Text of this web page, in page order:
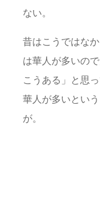
ない。
昔はこうではな
は華人が多いの
こうある」と思
華人が多いとい
が。